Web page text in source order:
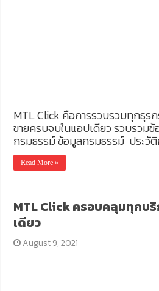
MTL Click คือการรวบรวมทุกธุร
ขายครบจบในแอปเดียว รวบรวม
กรมธรรม์ ข้อมูลกรมธรรม์ ประวั
Read More »
MTL Click ครอบคลุมทุกบริ
เดียว
August 9, 2021